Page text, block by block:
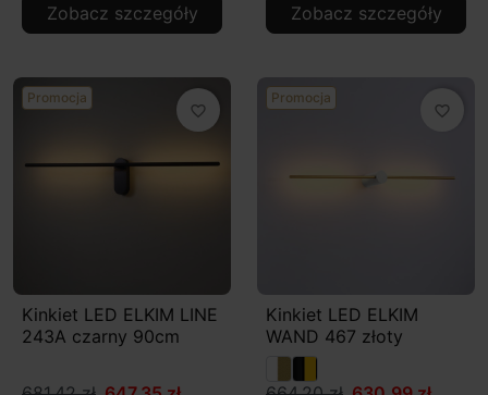
Zobacz szczegóły Zobacz szczegóły
Promocja
favorite_border
Kinkiet LED ELKIM LINE
243A czarny 90cm
Promocja
favorite_border
Kinkiet LED ELKIM
WAND 467 złoty